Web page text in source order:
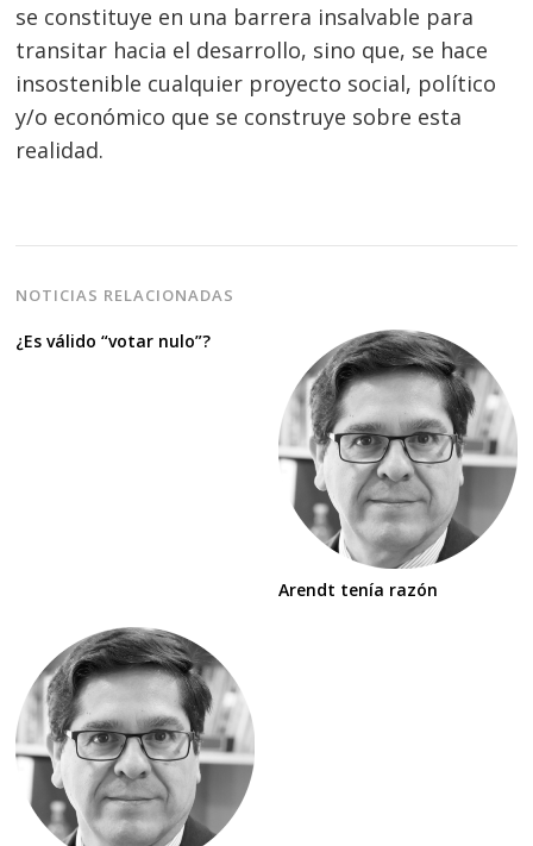
se constituye en una barrera insalvable para
transitar hacia el desarrollo, sino que, se hace
insostenible cualquier proyecto social, político
y/o económico que se construye sobre esta
realidad.
NOTICIAS RELACIONADAS
¿Es válido “votar nulo”?
Arendt tenía razón